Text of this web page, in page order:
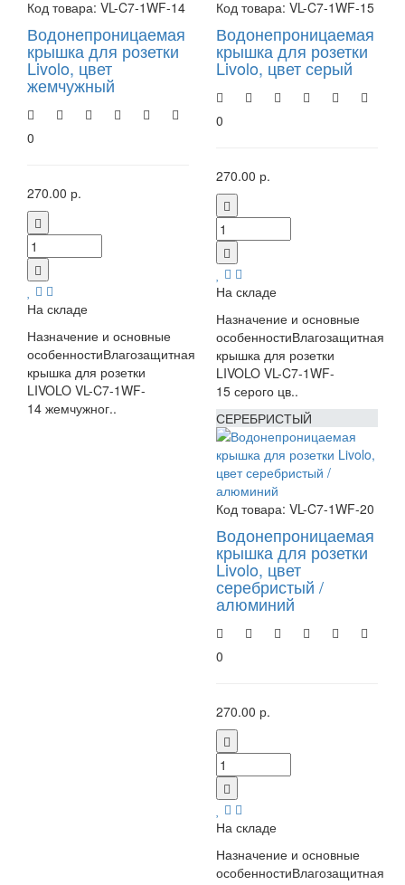
Код товара: VL-C7-1WF-14
Водонепроницаемая
крышка для розетки
Livolo, цвет
жемчужный
0
270.00 р.
На складе
Назначение и основные
особенностиВлагозащитная
крышка для розетки
LIVOLO VL-C7-1WF-
14 жемчужног..
Код товара: VL-C7-1WF-15
Водонепроницаемая
крышка для розетки
Livolo, цвет серый
0
270.00 р.
На складе
Назначение и основные
особенностиВлагозащитная
крышка для розетки
LIVOLO VL-C7-1WF-
15 серого цв..
СЕРЕБРИСТЫЙ
Код товара: VL-C7-1WF-20
Водонепроницаемая
крышка для розетки
Livolo, цвет
серебристый /
алюминий
0
270.00 р.
На складе
Назначение и основные
особенностиВлагозащитная